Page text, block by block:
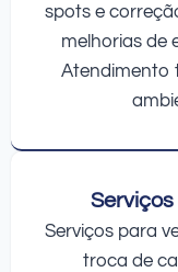
spots e
melhorias de
Atendimento
Serviços para
troca de